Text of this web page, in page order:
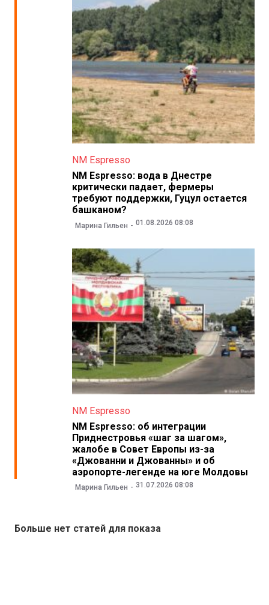
NM Espresso
NM Espresso: вода в Днестре
критически падает, фермеры
требуют поддержки, Гуцул остается
башканом?
Марина Гильен 01.08.2026 08:08
NM Espresso
NM Espresso: об интеграции
Приднестровья «шаг за шагом»,
жалобе в Совет Европы из-за
«Джованни и Джованны» и об
аэропорте-легенде на юге Молдовы
Марина Гильен 31.07.2026 08:08
Больше нет статей для показа